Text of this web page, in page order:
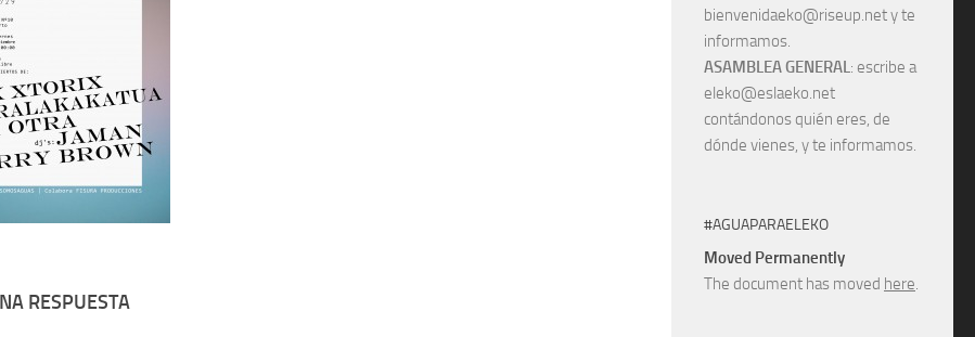
RESPUESTA
bienvenidaeko@riseup.net y te
informamos.
ASAMBLEA GENERAL: escribe a
eleko@eslaeko.net
contándonos quién eres, de
dónde vienes, y te informamos.
#AGUAPARAELEKO
Moved Permanently
The document has moved here.